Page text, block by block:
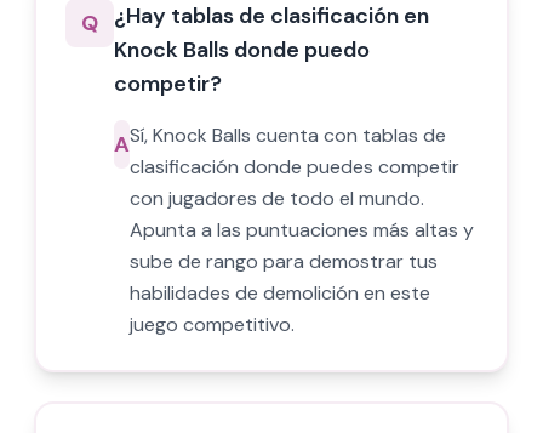
Q ¿Hay tablas de clasificación en
Knock Balls donde puedo
competir?
ASí, Knock Balls cuenta con tablas de
clasificación donde puedes competir
con jugadores de todo el mundo.
Apunta a las puntuaciones más altas y
sube de rango para demostrar tus
habilidades de demolición en este
juego competitivo.